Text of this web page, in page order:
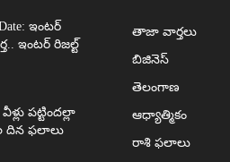
ఇంటర్
ఇంటర్ రిజల్ట్
పట్టిందల్లా
దిన ఫలాలు
తాజా వార్తలు
బిజినెస్
తెలంగాణ
ఆధ్యాత్మికం
రాశి ఫలాలు